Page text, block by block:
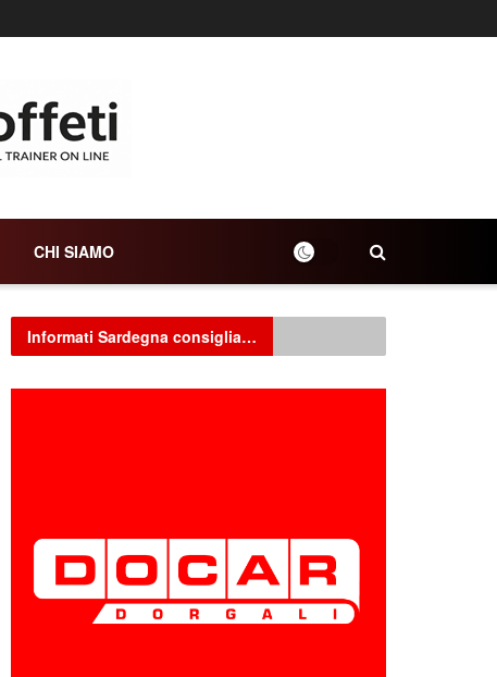
CHI SIAMO
Informati Sardegna consiglia…